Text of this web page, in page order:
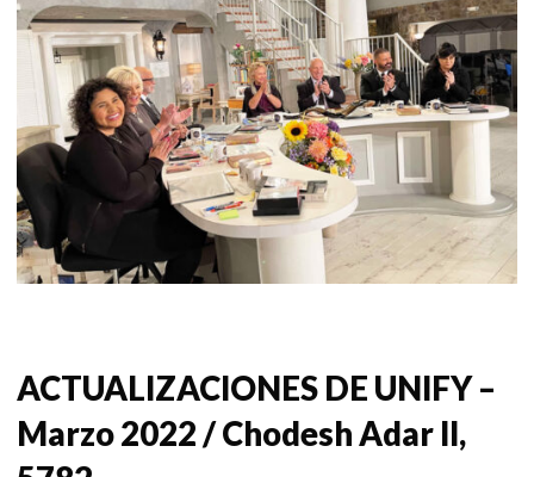
ACTUALIZACIONES DE UNIFY –
Marzo 2022 / Chodesh Adar II,